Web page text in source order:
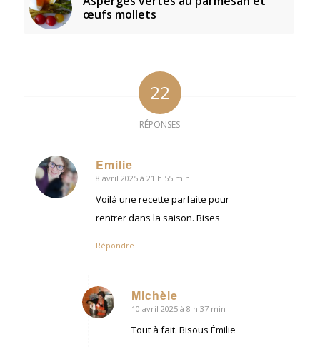
œufs mollets
22
RÉPONSES
Emilie
dit
:
8 avril 2025 à 21 h 55 min
Voilà une recette parfaite pour
rentrer dans la saison. Bises
Répondre
Michèle
dit
10 avril 2025 à 8 h 37 min
Tout à fait. Bisous Émilie